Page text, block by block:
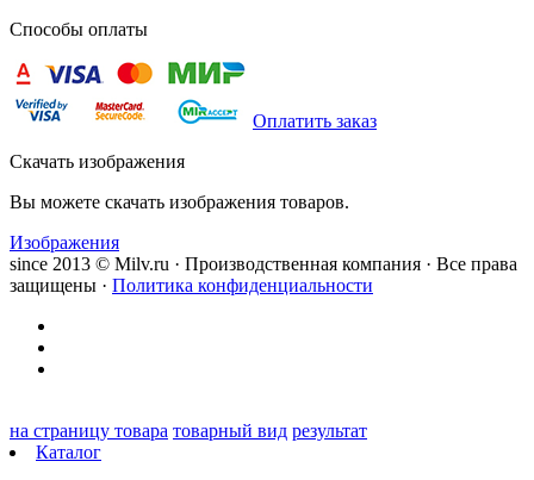
Способы оплаты
Оплатить заказ
Скачать изображения
Вы можете скачать изображения товаров.
Изображения
since 2013 © Milv.ru · Производственная компания · Все права
защищены · Политика конфиденциальности
на страницу товара товарный вид результат
Каталог